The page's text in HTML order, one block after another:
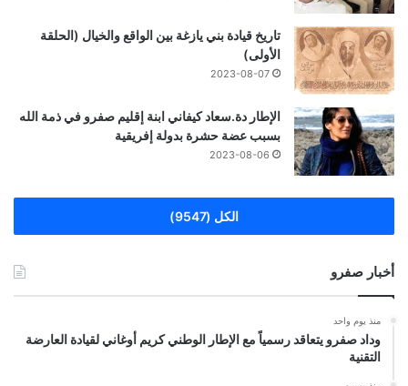
تاريخ قيادة بني يازغة بين الواقع والخيال (الحلقة
الأولى)
2023-08-07
الإطار دة.سعاد كيفاني ابنة إقليم صفرو في ذمة الله
بسبب عضة حشرة بدولة إفريقية
2023-08-06
الكل (9547)
أخبار صفرو
منذ يوم واحد
وداد صفرو يتعاقد رسمياً مع الإطار الوطني كريم أوغاني لقيادة العارضة
التقنية